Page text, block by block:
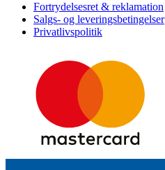
Fortrydelsesret & reklamation
Salgs- og leveringsbetingelser
Privatlivspolitik